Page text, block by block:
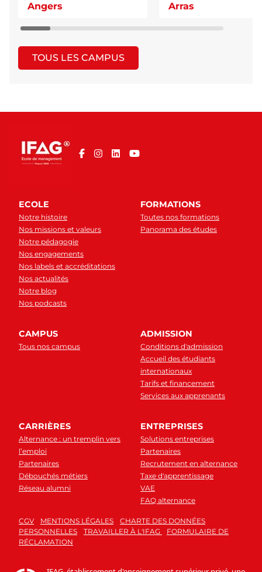
Angers Arras
TOUS LES CAMPUS
ECOLE
Notre histoire
Nos missions et valeurs
Notre pédagogie
Nos engagements
Nos labels et accréditations
Nos actualités
Notre blog
Nos podcasts
FORMATIONS
Toutes nos formations
Panorama des études
CAMPUS
Tous nos campus
ADMISSION
Conditions d'admission
Accueil des étudiants
internationaux
Tarifs et financement
Services aux apprenants
CARRIÈRES
Alternance : un tremplin vers
l’emploi
Partenaires
Débouchés métiers
Réseau alumni
ENTREPRISES
Solutions entreprises
Partenaires
Recrutement en alternance
Taxe d'apprentissage
VAE
FAQ alternance
CGV MENTIONS LÉGALES
CHARTE DES DONNÉES
PERSONNELLES
TRAVAILLER À L'IFAG
FORMULAIRE DE
RÉCLAMATION